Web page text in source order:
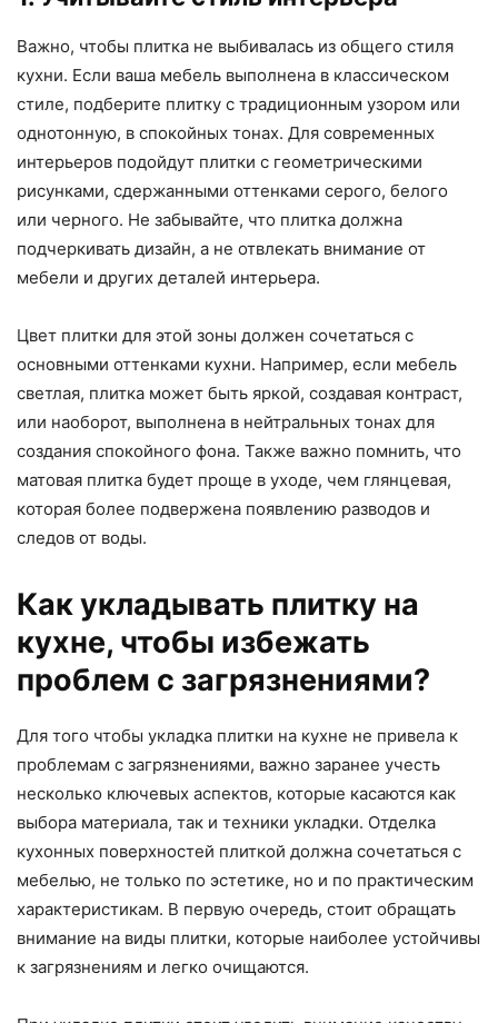
Важно, чтобы плитка не выбивалась из общего стиля
кухни. Если ваша мебель выполнена в классическом
стиле, подберите плитку с традиционным узором или
однотонную, в спокойных тонах. Для современных
интерьеров подойдут плитки с геометрическими
рисунками, сдержанными оттенками серого, белого
или черного. Не забывайте, что плитка должна
подчеркивать дизайн, а не отвлекать внимание от
мебели и других деталей интерьера.
Цвет плитки для этой зоны должен сочетаться с
основными оттенками кухни. Например, если мебель
светлая, плитка может быть яркой, создавая контраст,
или наоборот, выполнена в нейтральных тонах для
создания спокойного фона. Также важно помнить, что
матовая плитка будет проще в уходе, чем глянцевая,
которая более подвержена появлению разводов и
следов от воды.
Как укладывать плитку на
кухне, чтобы избежать
проблем с загрязнениями?
Для того чтобы укладка плитки на кухне не привела к
проблемам с загрязнениями, важно заранее учесть
несколько ключевых аспектов, которые касаются как
выбора материала, так и техники укладки. Отделка
кухонных поверхностей плиткой должна сочетаться с
мебелью, не только по эстетике, но и по практическим
характеристикам. В первую очередь, стоит обращать
внимание на виды плитки, которые наиболее устойчивы
к загрязнениям и легко очищаются.